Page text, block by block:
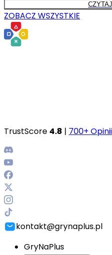
ZOBACZ WSZYSTKIE
TrustScore 4.8 | 700+ Opinii
kontakt@grynaplus.pl
GryNaPlus